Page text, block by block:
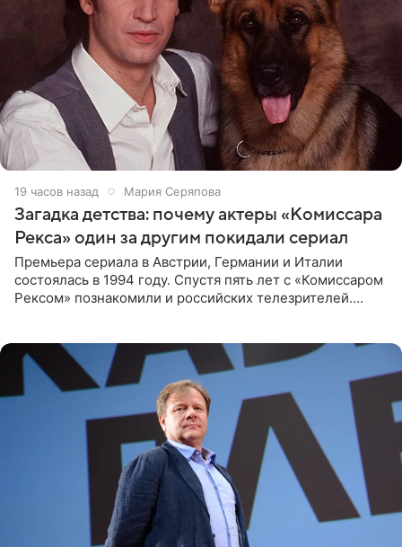
19 часов назад Мария Серяпова
Загадка детства: почему актеры «Комиссара
Рекса» один за другим покидали сериал
Премьера сериала в Австрии, Германии и Италии
состоялась в 1994 году. Спустя пять лет с «Комиссаром
Рексом» познакомили и российских телезрителей.